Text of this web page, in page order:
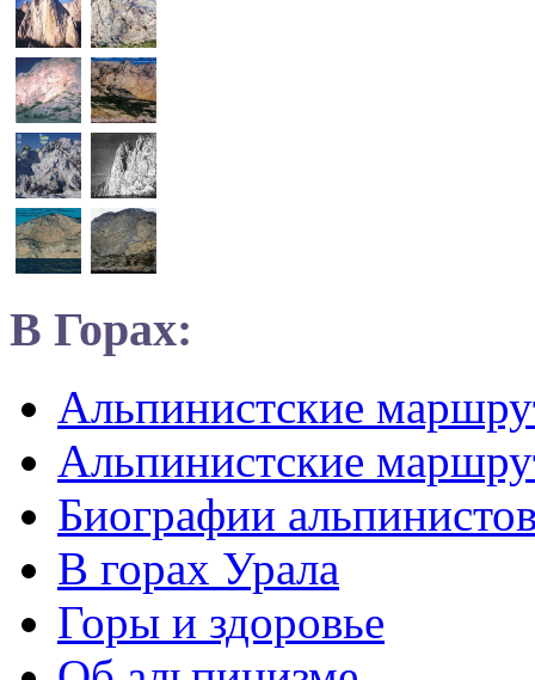
В Горах:
Альпинистские
Альпинистские
Биографии
В горах Урала
Горы и здоровье